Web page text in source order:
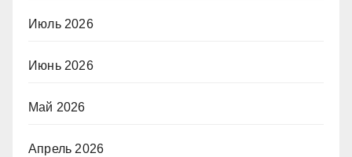
Июль 2026
Июнь 2026
Май 2026
Апрель 2026